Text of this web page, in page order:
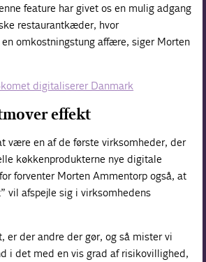
feature har givet os en mulig adgang
restaurantkæder, hvor
omkostningstung affære, siger Morten
digitaliserer Danmark
effekt
være en af de første virksomheder, der
køkkenprodukterne nye digitale
forventer Morten Ammentorp også, at
vil afspejle sig i virksomhedens
er der andre der gør, og så mister vi
i det med en vis grad af risikovillighed,